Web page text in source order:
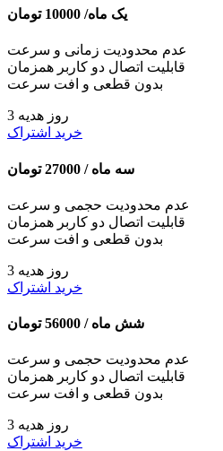
یک ماه/ 10000 تومان
عدم محدودیت زمانی و سرعت
قابلیت اتصال دو کاربر همزمان
بدون قطعی و افت سرعت
3 روز هدیه
خرید اشتراک
سه ماه / 27000 تومان
عدم محدودیت حجمی و سرعت
قابلیت اتصال دو کاربر همزمان
بدون قطعی و افت سرعت
3 روز هدیه
خرید اشتراک
شش ماه / 56000 تومان
عدم محدودیت حجمی و سرعت
قابلیت اتصال دو کاربر همزمان
بدون قطعی و افت سرعت
3 روز هدیه
خرید اشتراک